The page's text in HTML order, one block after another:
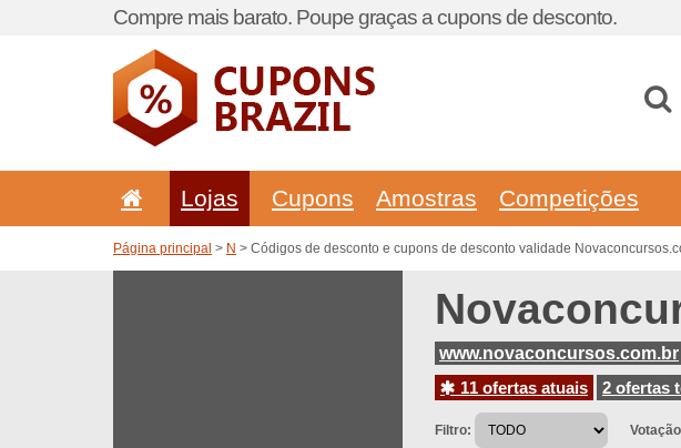
Compre mais barato. Poupe graças a cupons de desconto.
Lojas Cupons Amostras Competições
Página principal > N > Códigos de desconto e cupons de desconto validade
www.novaconcursos.com.br
11 ofertas atuais
2 ofertas
Filtro: